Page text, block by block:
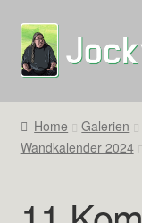
Zur
Navigation
springen
Zum
Inhalt
springen
Home Galerien
Wandkalender 2024